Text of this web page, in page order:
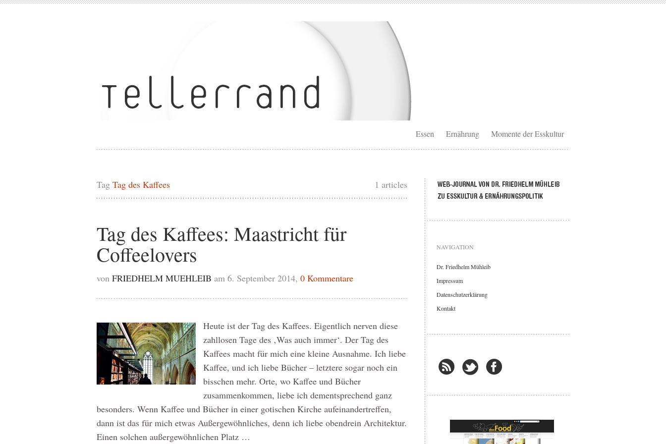
Essen Ernährung Momente der Esskultur
1 articles
Tag Tag des Kaffees
Tag des Kaffees: Maastricht für
Coffeelovers
von FRIEDHELM MUEHLEIB am 6. September 2014, 0 Kommentare
Heute ist der Tag des Kaffees. Eigentlich nerven diese
zahllosen Tage des ‚Was auch immer‘. Der Tag des
Kaffees macht für mich eine kleine Ausnahme. Ich liebe
Kaffee, und ich liebe Bücher – letztere sogar noch ein
bisschen mehr. Orte, wo Kaffee und Bücher
zusammenkommen, liebe ich dementsprechend ganz
besonders. Wenn Kaffee und Bücher in einer gotischen Kirche aufeinandertreffen,
dann ist das für mich etwas Außergewöhnliches, denn ich liebe obendrein Architektur.
Einen solchen außergewöhnlichen Platz …
NAVIGATION
Dr. Friedhelm Mühleib
Impressum
Datenschutzerklärung
Kontakt